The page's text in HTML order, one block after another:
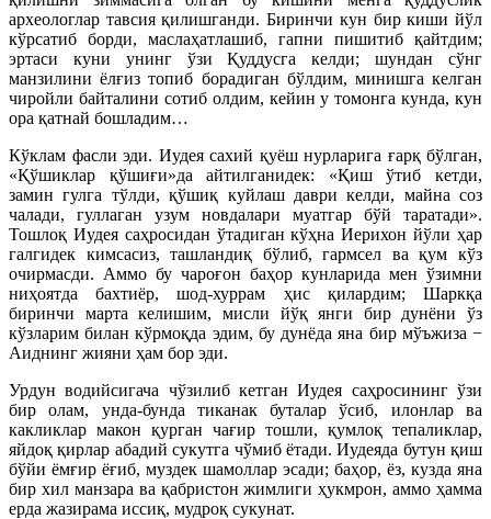
археологлар тавсия қилишганди. Биринчи кун бир киши йўл
кўрсатиб борди, маслаҳатлашиб, гапни пишитиб қайтдим;
эртаси куни унинг ўзи Қуддусга келди; шундан сўнг
манзилини ёлғиз топиб борадиган бўлдим, минишга келган
чиройли байталини сотиб олдим, кейин у томонга кунда, кун
ора қатнай бошладим…
Кўклам фасли эди. Иудея сахий қуёш нурларига ғарқ бўлган,
«Қўшиклар қўшиғи»да айтилганидек: «Қиш ўтиб кетди,
замин гулга тўлди, қўшиқ куйлаш даври келди, майна соз
чалади, гуллаган узум новдалари муатгар бўй таратади».
Тошлоқ Иудея саҳросидан ўтадиган кўҳна Иерихон йўли ҳар
галгидек кимсасиз, ташландиқ бўлиб, гармсел ва қум кўз
очирмасди. Аммо бу чароғон баҳор кунларида мен ўзимни
ниҳоятда бахтиёр, шод-хуррам ҳис қилардим; Шаркқа
биринчи марта келишим, мисли йўқ янги бир дунёни ўз
кўзларим билан кўрмоқда эдим, бу дунёда яна бир мўъжиза −
Аиднинг жияни ҳам бор эди.
Урдун водийсигача чўзилиб кетган Иудея саҳросининг ўзи
бир олам, унда-бунда тиканак буталар ўсиб, илонлар ва
какликлар макон қурган чағир тошли, қумлоқ тепаликлар,
яйдоқ қирлар абадий сукутга чўмиб ётади. Иудеяда бутун қиш
бўйи ёмғир ёғиб, муздек шамоллар эсади; баҳор, ёз, кузда яна
бир хил манзара ва қабристон жимлиги ҳукмрон, аммо ҳамма
ерда жазирама иссиқ, мудроқ сукунат.